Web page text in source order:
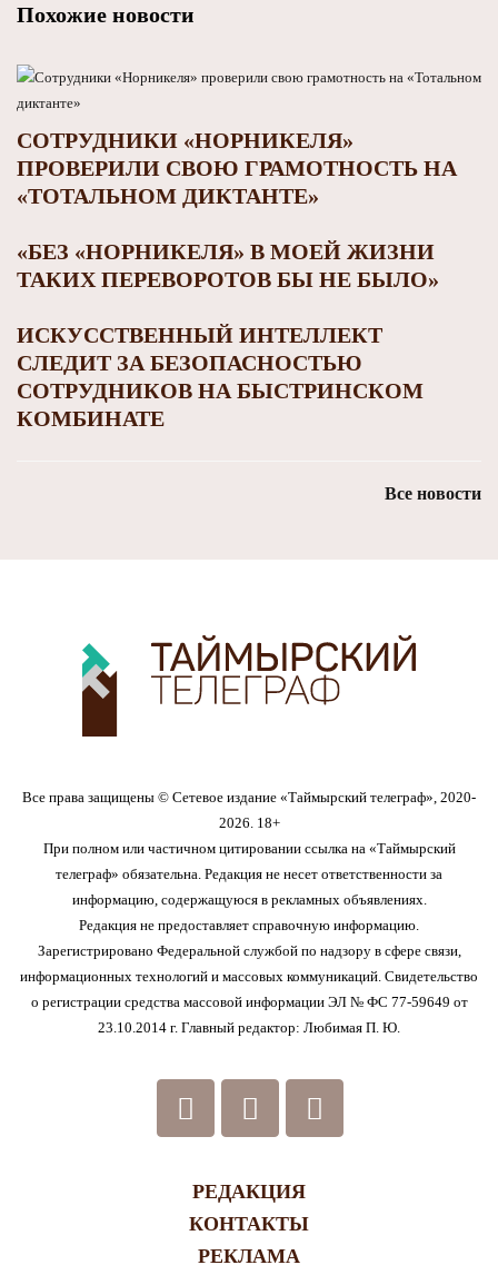
Похожие новости
СОТРУДНИКИ «НОРНИКЕЛЯ»
ПРОВЕРИЛИ СВОЮ ГРАМОТНОСТЬ НА
«ТОТАЛЬНОМ ДИКТАНТЕ»
«БЕЗ «НОРНИКЕЛЯ» В МОЕЙ ЖИЗНИ
ТАКИХ ПЕРЕВОРОТОВ БЫ НЕ БЫЛО»
ИСКУССТВЕННЫЙ ИНТЕЛЛЕКТ
СЛЕДИТ ЗА БЕЗОПАСНОСТЬЮ
СОТРУДНИКОВ НА БЫСТРИНСКОМ
КОМБИНАТЕ
Все новости
Все права защищены © Сетевое издание «Таймырский телеграф», 2020-
2026. 18+
При полном или частичном цитировании ссылка на «Таймырский
телеграф» обязательна. Редакция не несет ответственности за
информацию, содержащуюся в рекламных объявлениях.
Редакция не предоставляет справочную информацию.
Зарегистрировано Федеральной службой по надзору в сфере связи,
информационных технологий и массовых коммуникаций. Свидетельство
о регистрации средства массовой информации ЭЛ № ФС 77-59649 от
23.10.2014 г. Главный редактор: Любимая П. Ю.
РЕДАКЦИЯ
КОНТАКТЫ
РЕКЛАМА